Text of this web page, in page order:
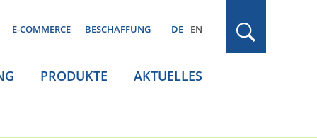
E-COMMERCE BESCHAFFUNG DE EN
PRODUKTE AKTUELLES